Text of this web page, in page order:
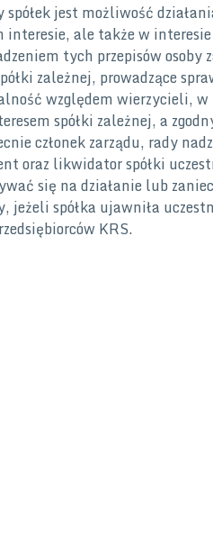
jest możliwość
ale także w interesie
tych przepisów osoby
zależnej, prowadzące
względem wierzycieli,
spółki zależnej, a
członek zarządu, rady
oraz likwidator spółki
się na działanie lub
jeżeli spółka ujawniła
KRS.